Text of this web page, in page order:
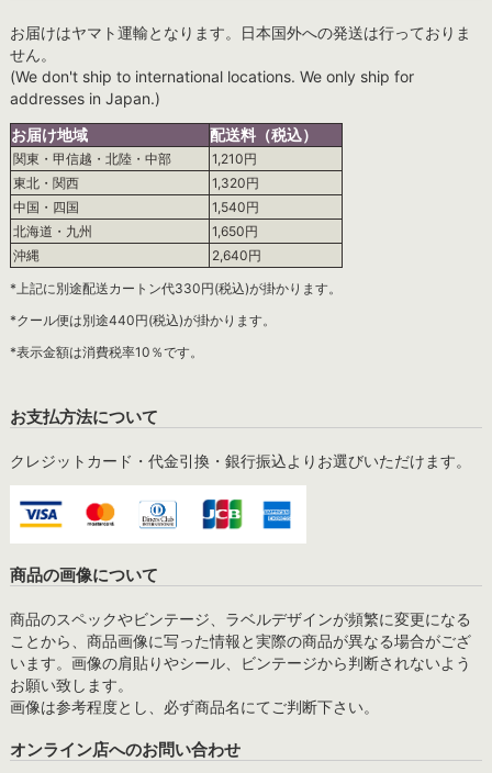
お届けはヤマト運輸となります。日本国外への発送は行っておりま
せん。
(We don't ship to international locations. We only ship for
addresses in Japan.)
お届け地域
配送料（税込）
関東・甲信越・北陸・中部
1,210円
東北・関西
1,320円
中国・四国
1,540円
北海道・九州
1,650円
沖縄
2,640円
*上記に別途配送カートン代330円(税込)が掛かります。
*クール便は別途440円(税込)が掛かります。
*表示金額は消費税率10％です。
お支払方法について
クレジットカード・代金引換・銀行振込よりお選びいただけます。
商品の画像について
商品のスペックやビンテージ、ラベルデザインが頻繁に変更になる
ことから、商品画像に写った情報と実際の商品が異なる場合がござ
います。画像の肩貼りやシール、ビンテージから判断されないよう
お願い致します。
画像は参考程度とし、必ず商品名にてご判断下さい。
オンライン店へのお問い合わせ